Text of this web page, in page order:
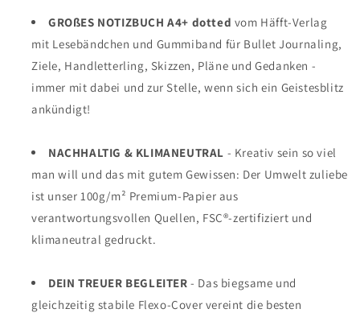
/
Teal
/
Häfft-
Verlag
/
Teal
/
Häfft-
GROßES NOTIZBUCH A4+ dotted vom Häfft-Verlag
mit Lesebändchen und Gummiband für Bullet Journaling,
Ziele, Handletterling, Skizzen, Pläne und Gedanken -
immer mit dabei und zur Stelle, wenn sich ein Geistesblitz
ankündigt!
NACHHALTIG & KLIMANEUTRAL - Kreativ sein so viel
man will und das mit gutem Gewissen: Der Umwelt zuliebe
ist unser 100g/m² Premium-Papier aus
verantwortungsvollen Quellen, FSC®-zertifiziert und
klimaneutral gedruckt.
DEIN TREUER BEGLEITER - Das biegsame und
gleichzeitig stabile Flexo-Cover vereint die besten